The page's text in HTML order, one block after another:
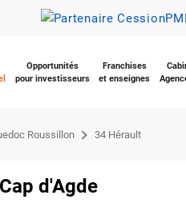
Opportunités
pour investisseurs
Franchises
et enseignes
Roussillon 34 Hérault
d'Agde